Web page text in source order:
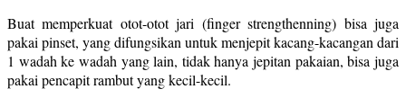
Buat memperkuat otot-otot jari (finger strengthenning) bisa juga
pakai pinset, yang difungsikan untuk menjepit kacang-kacangan dari
1 wadah ke wadah yang lain, tidak hanya jepitan pakaian, bisa juga
pakai pencapit rambut yang kecil-kecil.